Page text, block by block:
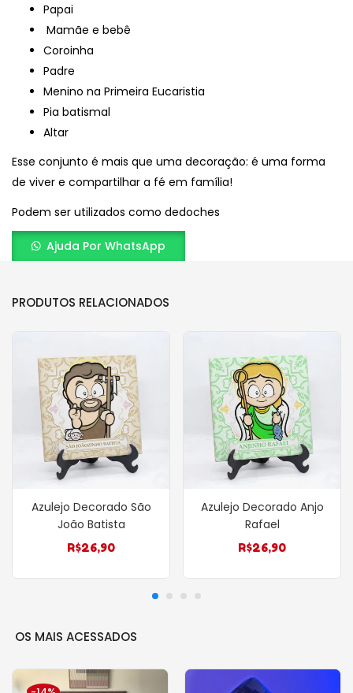
Papai
Mamãe e bebê
Coroinha
Padre
Menino na Primeira Eucaristia
Pia batismal
Altar
Esse conjunto é mais que uma decoração: é uma forma
de viver e compartilhar a fé em família!
Podem ser utilizados como dedoches
Ajuda Por WhatsApp
PRODUTOS RELACIONADOS
Azulejo Decorado São
João Batista
R$26,90
Azulejo Decorado Anjo
Rafael
R$26,90
OS MAIS ACESSADOS